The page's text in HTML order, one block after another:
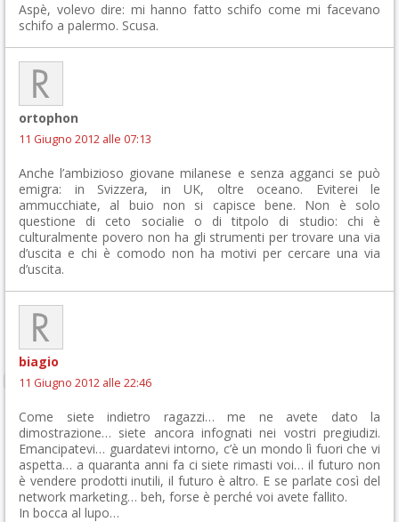
Aspè, volevo dire: mi hanno fatto schifo come mi facevano
schifo a palermo. Scusa.
ortophon
11 Giugno 2012 alle 07:13
Anche l’ambizioso giovane milanese e senza agganci se può
emigra: in Svizzera, in UK, oltre oceano. Eviterei le
ammucchiate, al buio non si capisce bene. Non è solo
questione di ceto socialie o di titpolo di studio: chi è
culturalmente povero non ha gli strumenti per trovare una via
d’uscita e chi è comodo non ha motivi per cercare una via
d’uscita.
biagio
11 Giugno 2012 alle 22:46
Come siete indietro ragazzi… me ne avete dato la
dimostrazione… siete ancora infognati nei vostri pregiudizi.
Emancipatevi… guardatevi intorno, c’è un mondo lì fuori che vi
aspetta… a quaranta anni fa ci siete rimasti voi… il futuro non
è vendere prodotti inutili, il futuro è altro. E se parlate così del
network marketing… beh, forse è perché voi avete fallito.
In bocca al lupo…